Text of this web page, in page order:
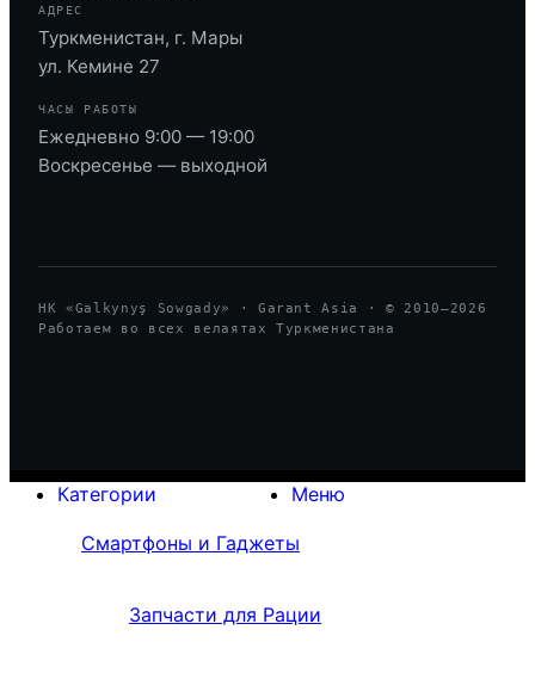
АДРЕС
Туркменистан, г. Мары
ул. Кемине 27
ЧАСЫ РАБОТЫ
Ежедневно 9:00 — 19:00
Воскресенье — выходной
HK «Galkynyş Sowgady» · Garant Asia · © 2010—2026
Работаем во всех велаятах Туркменистана
Меню
Категории
Смартфоны и Гаджеты
Запчасти для Рации